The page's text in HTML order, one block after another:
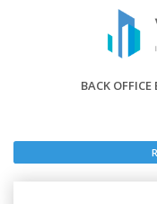
BACK OFFICE